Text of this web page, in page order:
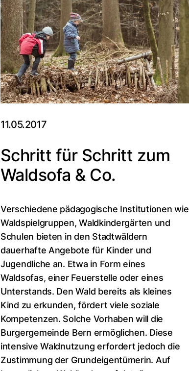
11.05.2017
Schritt für Schritt zum
Waldsofa & Co.
Verschiedene pädagogische Institutionen wie
Waldspielgruppen, Waldkindergärten und
Schulen bieten in den Stadtwäldern
dauerhafte Angebote für Kinder und
Jugendliche an. Etwa in Form eines
Waldsofas, einer Feuerstelle oder eines
Unterstands. Den Wald bereits als kleines
Kind zu erkunden, fördert viele soziale
Kompetenzen. Solche Vorhaben will die
Burgergemeinde Bern ermöglichen. Diese
intensive Waldnutzung erfordert jedoch die
Zustimmung der Grundeigentümerin. Auf